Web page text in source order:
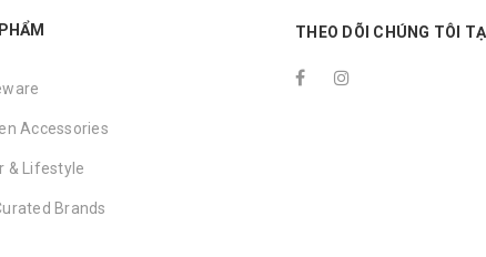
Accessories
& Lifestyle
Brands
THEO DÕI CHÚNG TÔI TẠI